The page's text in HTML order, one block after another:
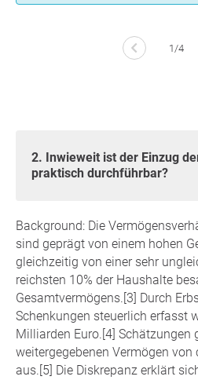
1/4
2. Inwieweit ist der Einzug der Vermögenssteuer
praktisch durchführbar?
Background: Die
sind geprägt von einem hohen
gleichzeitig von einer sehr
reichsten 10% der Haushalte
Gesamtvermögens.[3] Durch
Schenkungen steuerlich erfasst
Milliarden Euro.[4] Schätzungen
weitergegebenen Vermögen
aus.[5] Die Diskrepanz erklärt